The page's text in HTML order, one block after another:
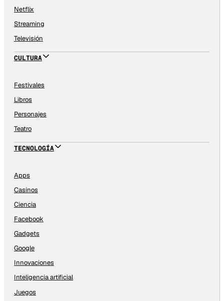
Netflix
Streaming
Televisión
CULTURA
Festivales
Libros
Personajes
Teatro
TECNOLOGÍA
Apps
Casinos
Ciencia
Facebook
Gadgets
Google
Innovaciones
Inteligencia artificial
Juegos